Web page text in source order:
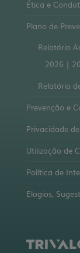
Ética e
Plano de
Relatório
2026 |
Relatório
Prevenção e
Privacidade
Utilização de
Política de
Elogios,